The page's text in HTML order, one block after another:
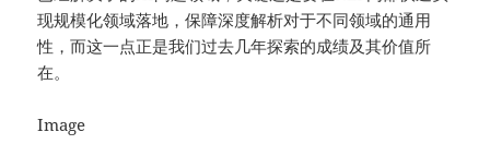
现规模化领域落地，保障深度解析对于不同领域的通用
性，而这一点正是我们过去几年探索的成绩及其价值所
在。
Image